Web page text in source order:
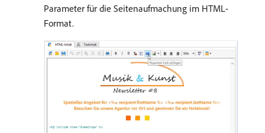
Parameter für die Seitenaufmachung im HTML-
Format.